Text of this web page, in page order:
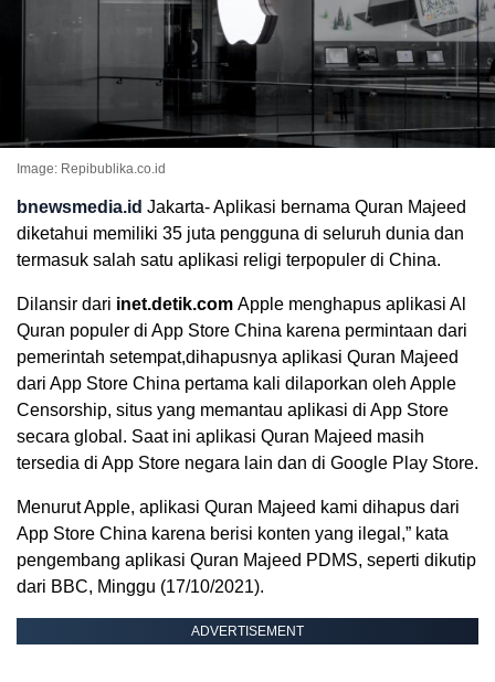
Image: Repibublika.co.id
bnewsmedia.id Jakarta- Aplikasi bernama Quran Majeed
diketahui memiliki 35 juta pengguna di seluruh dunia dan
termasuk salah satu aplikasi religi terpopuler di China.
Dilansir dari inet.detik.com Apple menghapus aplikasi Al
Quran populer di App Store China karena permintaan dari
pemerintah setempat,dihapusnya aplikasi Quran Majeed
dari App Store China pertama kali dilaporkan oleh Apple
Censorship, situs yang memantau aplikasi di App Store
secara global. Saat ini aplikasi Quran Majeed masih
tersedia di App Store negara lain dan di Google Play Store.
Menurut Apple, aplikasi Quran Majeed kami dihapus dari
App Store China karena berisi konten yang ilegal,” kata
pengembang aplikasi Quran Majeed PDMS, seperti dikutip
dari BBC, Minggu (17/10/2021).
ADVERTISEMENT